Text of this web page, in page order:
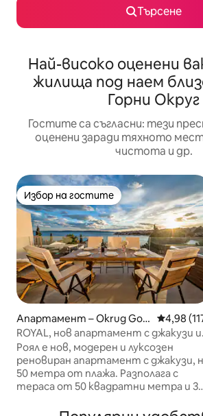
Търсене
Най-високо оценени
жилища под наем
Горни Округ
Гостите са съгласни: тези
оценени заради тяхното
чистота и др.
Избор на гостите
Избор на гостите
Апартамент – Okrug Gor
nji
Средна
4,98
ROYAL, нов апартамент с джакузи и
изглед към морето
Роял е нов, модерен и луксозен
реновиран апартамент с джакузи,
50 метра от плажа. Разполага с
тераса от 50 квадратни метра и
спални, всекидневна, напълно